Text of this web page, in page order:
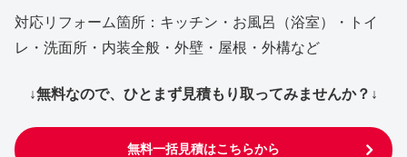
対応リフォーム箇所：キッチン・お風呂（浴室）・トイ
レ・洗面所・内装全般・外壁・屋根・外構など
↓無料なので、ひとまず見積もり取ってみませんか？↓
無料一括見積はこちらから